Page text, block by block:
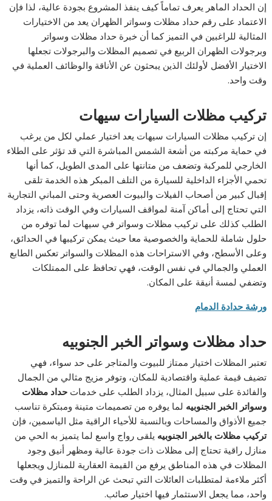
إن الحداد الماهر يعرف تماماً كيف ينفذ المشروع بجودة عالية، لذا فإن
الاعتماد على رقم حداد مظلات وسواتر الظهران يعد من الاختيارات
المثالية للراغبين في التميز كما أن خبرة حداد مظلات وسواتر
وبرجولات الظهران الربيع في تصميم المظلات والبرجولات تجعلها
الاختيار الأفضل لأولئك الذين يبحثون عن الأناقة والوظائف العملية في
وقت واحد.
تركيب مظلات السيارات سيهات
إن تركيب مظلات السيارات سيهات يعد اختيار عملي لكل من يرغب
في حماية مركبته من أشعة الشمس المباشرة التي قد تؤثر على الطلاء
الخارجي للمركبة وتضعف من متانتها على المدى الطويل، كما أنها
تحمي الأجزاء الداخلية للسيارة من التلف المبكر هذه الخدمة تلقى
إقبال كبير من أصحاب الفيلات والبيوت العصرية وحتى المباني التجارية
التي تحتاج إلى أماكن آمنة لمواقف السيارات وفي الوقت ذاته، يزداد
الطلب كذلك على تركيب مظلات وسواتر في سيهات لما توفره من
حلول شاملة للحماية والخصوصية معا حيث يمكن تركيبها في الحدائق،
وعلى الأسطح، وفي الاستراحات هذه المظلات والسواتر تعكس الطابع
العملي والجمالي في نفس الوقت، فهي تحافظ على الممتلكات
وتضفي لمسة أنيقة على المكان.
ورشة حدادة الدمام
حداد مظلات وسواتر الخبر الجنوبيه
تعتبر المظلات اختيار ممتاز للبيوت والمتاجر على حد سواء، فهي
تضيف قيمة عملية واقتصادية للمكان، وتوفر مزيج مثالي من الجمال
والفائدة على سبيل المثال، يزداد الطلب على خدماتحداد مظلات
وسواتر الخبر الجنوبيه لما يوفره من تصميمات متينة ومبتكرة تناسب
جميع الأذواق والمساحات وبالنسبة للأحياء الراقية مثل الياسمين، فإن
تركيب مظلات بالخبر الجنوبيه يلقى رواج واسع لما يتميز به الحي من
منازل راقية تحتاج إلى مظلات ذات جودة عالية ومظهر أنيق وجود
المظلات في هذه المناطق يرفع من القيمة العقارية للمنازل ويجعلها
أكثر ملاءمة لمتطلبات العائلات التي تبحث عن الراحة والتميز في وقت
واحد، مما يجعل الاستثمار فيها اختيار صائب.